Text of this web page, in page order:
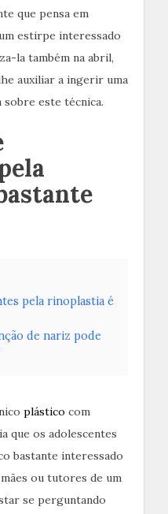
que pensa em
estirpe interessado
la também na abril,
auxiliar a ingerir uma
sobre este técnica.
pela rinoplastia é
de nariz pode
plástico com
que os adolescentes
bastante interessado
ou tutores de um
se perguntando